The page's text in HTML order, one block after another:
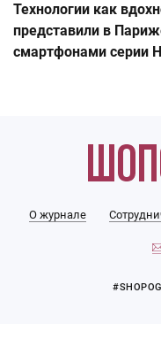
Технологии как
представили в
смартфонами серии
О журнале